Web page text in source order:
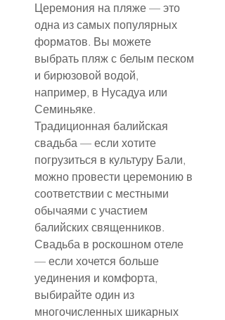
Церемония на пляже — это
одна из самых популярных
форматов. Вы можете
выбрать пляж с белым песком
и бирюзовой водой,
например, в Нусадуа или
Семиньяке.
Традиционная балийская
свадьба — если хотите
погрузиться в культуру Бали,
можно провести церемонию в
соответствии с местными
обычаями с участием
балийских священников.
Свадьба в роскошном отеле
— если хочется больше
уединения и комфорта,
выбирайте один из
многочисленных шикарных